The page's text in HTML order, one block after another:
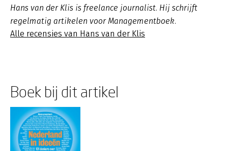
Hans van der Klis is freelance journalist. Hij schrijft
regelmatig artikelen voor Managementboek.
Alle recensies van Hans van der Klis
Boek bij dit artikel